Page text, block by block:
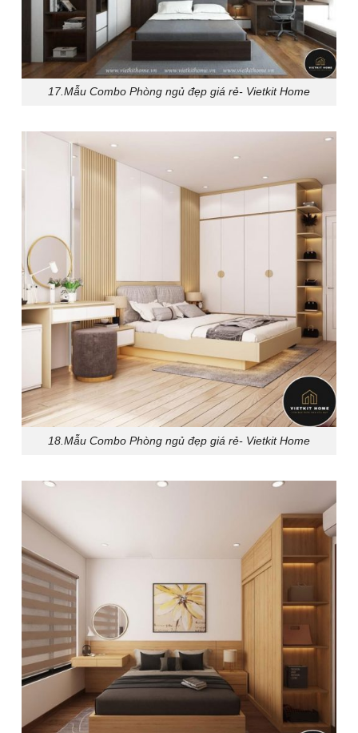
17.Mẫu Combo Phòng ngủ đẹp giá rẻ- Vietkit Home
18.Mẫu Combo Phòng ngủ đẹp giá rẻ- Vietkit Home